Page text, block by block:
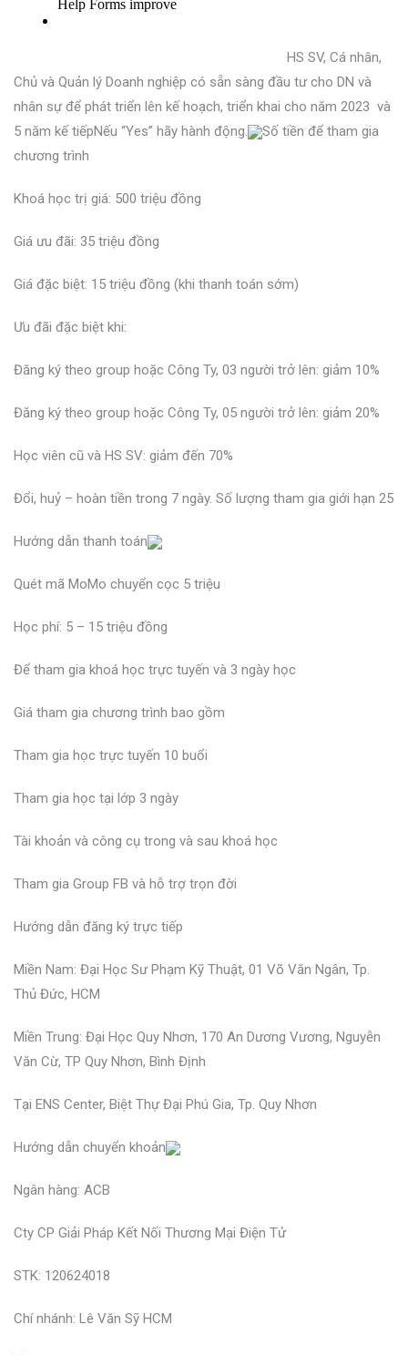
HS SV, Cá nhân,
Chủ và Quản lý Doanh nghiệp có sẵn sàng đầu tư cho DN và
nhân sự để phát triển lên kế hoạch, triển khai cho năm 2023 và
5 năm kế tiếpNếu “Yes” hãy hành động.
Số tiền để tham gia
chương trình
Khoá học trị giá: 500 triệu đồng
Giá ưu đãi: 35 triệu đồng
Giá đặc biệt: 15 triệu đồng (khi thanh toán sớm)
Ưu đãi đặc biệt khi:
Đăng ký theo group hoặc Công Ty, 03 người trở lên: giảm 10%
Đăng ký theo group hoặc Công Ty, 05 người trở lên: giảm 20%
Học viên cũ và HS SV: giảm đến 70%
Đổi, huỷ – hoàn tiền trong 7 ngày. Số lượng tham gia giới hạn 25
Hướng dẫn thanh toán
Quét mã MoMo chuyển cọc 5 triệu
Học phí: 5 – 15 triệu đồng
Để tham gia khoá học trực tuyến và 3 ngày học
Giá tham gia chương trình bao gồm
Tham gia học trực tuyến 10 buổi
Tham gia học tại lớp 3 ngày
Tài khoản và công cụ trong và sau khoá học
Tham gia Group FB và hỗ trợ trọn đời
Hướng dẫn đăng ký trực tiếp
Miền Nam: Đại Học Sư Phạm Kỹ Thuật, 01 Võ Văn Ngân, Tp.
Thủ Đức, HCM
Miền Trung: Đại Học Quy Nhơn, 170 An Dương Vương, Nguyễn
Văn Cừ, TP Quy Nhơn, Bình Định
Tại ENS Center, Biệt Thự Đại Phú Gia, Tp. Quy Nhơn
Hướng dẫn chuyển khoản
Ngân hàng: ACB
Cty CP Giải Pháp Kết Nối Thương Mại Điện Tử
STK: 120624018
Chí nhánh: Lê Văn Sỹ HCM